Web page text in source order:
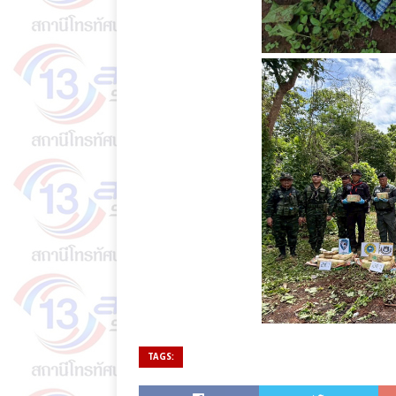
TAGS: